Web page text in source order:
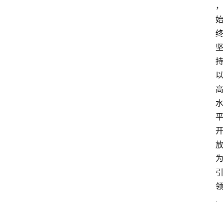
，
始
终
坚
持
以
高
水
平
开
放
为
引
领
、